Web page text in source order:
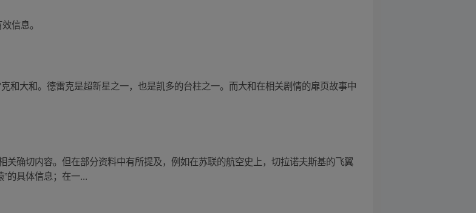
信息。
和大和。德雷克是超新星之一，也是凯多的台柱之一。而大和在相关剧情的扉页故事中
关确切内容。但在部分资料中有所提及，例如在苏联的航空史上，切拉诺夫斯基的飞翼
的具体信息；在一...